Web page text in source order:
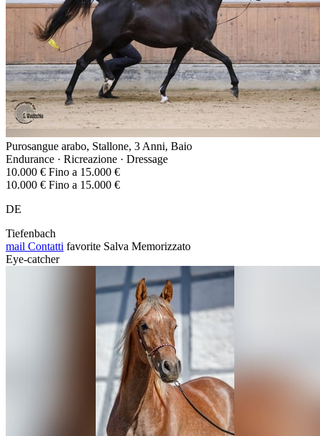
Purosangue arabo, Stallone, 3 Anni, Baio
Endurance · Ricreazione · Dressage
10.000 € Fino a 15.000 €
10.000 € Fino a 15.000 €
DE
Tiefenbach
mail Contatti favorite Salva Memorizzato
Eye-catcher